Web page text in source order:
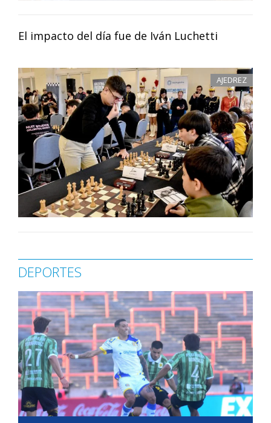
El impacto del día fue de Iván Luchetti
AJEDREZ
DEPORTES